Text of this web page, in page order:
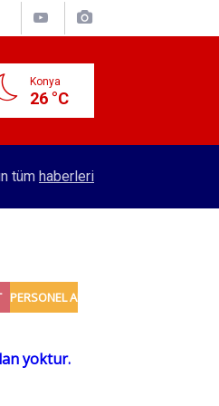
Konya
26 °C
70 bin TL maaşla personel
tüm haberleri